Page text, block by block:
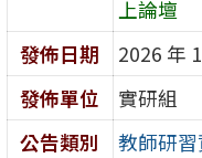
上論壇
發佈日期
2026 年
發佈單位
實研組
公告類別
教師研